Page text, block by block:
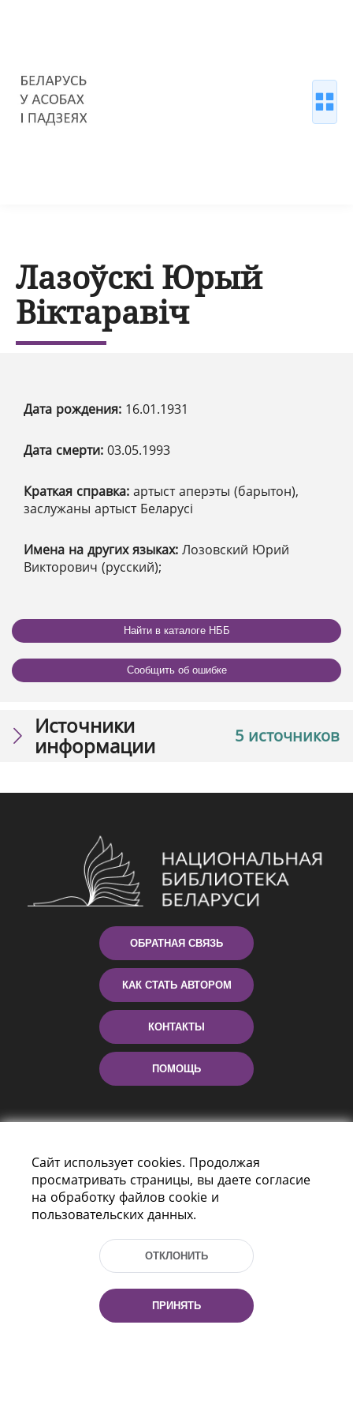
Лазоўскі Юрый
Віктаравіч
Дата рождения: 16.01.1931
Дата смерти: 03.05.1993
Краткая справка: артыст аперэты (барытон),
заслужаны артыст Беларусі
Имена на других языках: Лозовский Юрий
Викторович (русский);
Найти в каталоге НББ
Сообщить об ошибке
5 источников
Источники
информации
ОБРАТНАЯ СВЯЗЬ
КАК СТАТЬ АВТОРОМ
КОНТАКТЫ
ПОМОЩЬ
Пр-т Независимости 116
г. Минск, Республика Беларусь, 220114
Тел.: (+375 17) 368 37 37, Факс: (+375 17)
Эл. почта: inbox@nlb.by
Сайт использует cookies. Продолжая
просматривать страницы, вы даете согласие
на обработку файлов cookie и
пользовательских данных.
ОТКЛОНИТЬ
ПРИНЯТЬ